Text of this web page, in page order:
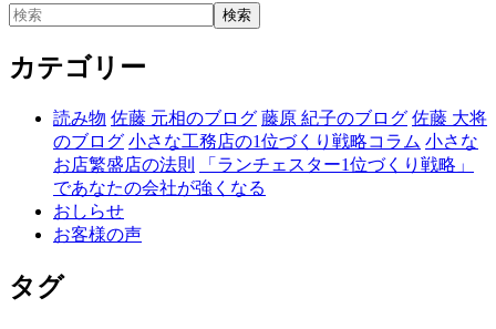
検索
カテゴリー
読み物 佐藤 元相のブログ 藤原 紀子のブログ 佐藤 大将
のブログ 小さな工務店の1位づくり戦略コラム 小さな
お店繁盛店の法則
「ランチェスター1位づくり戦略」
であなたの会社が強くなる
おしらせ
お客様の声
タグ